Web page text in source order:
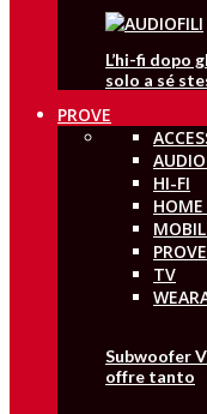
L’hi-fi dopo
solo a sé
PROVE
HI-FI
TV
Subwoofer
offre tanto